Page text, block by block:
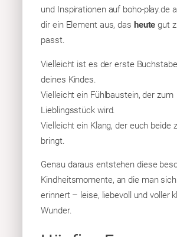
und Inspirationen auf boho-play.de
dir ein Element aus, das heute gut
passt.
Vielleicht ist es der erste
deines Kindes.
Vielleicht ein Fühlbaustein, der zum
Lieblingsstück wird.
Vielleicht ein Klang, der euch beide
bringt.
Genau daraus entstehen diese
Kindheitsmomente, an die man
erinnert – leise, liebevoll und voller
Wunder.